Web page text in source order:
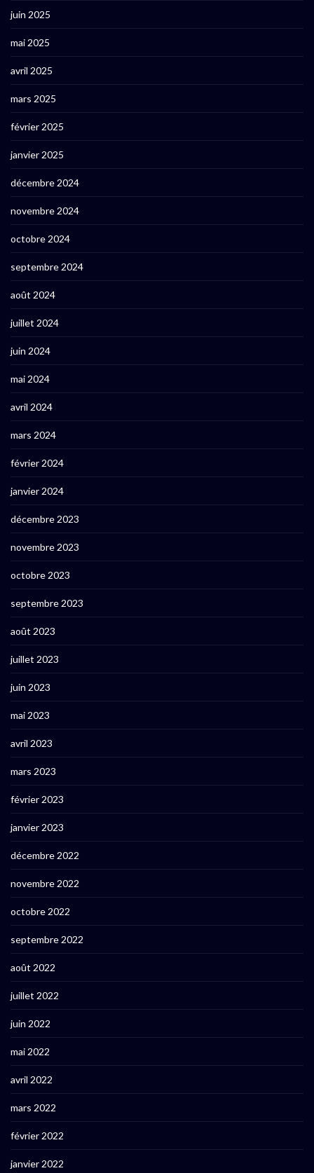
juin 2025
mai 2025
avril 2025
mars 2025
février 2025
janvier 2025
décembre 2024
novembre 2024
octobre 2024
septembre 2024
août 2024
juillet 2024
juin 2024
mai 2024
avril 2024
mars 2024
février 2024
janvier 2024
décembre 2023
novembre 2023
octobre 2023
septembre 2023
août 2023
juillet 2023
juin 2023
mai 2023
avril 2023
mars 2023
février 2023
janvier 2023
décembre 2022
novembre 2022
octobre 2022
septembre 2022
août 2022
juillet 2022
juin 2022
mai 2022
avril 2022
mars 2022
février 2022
janvier 2022